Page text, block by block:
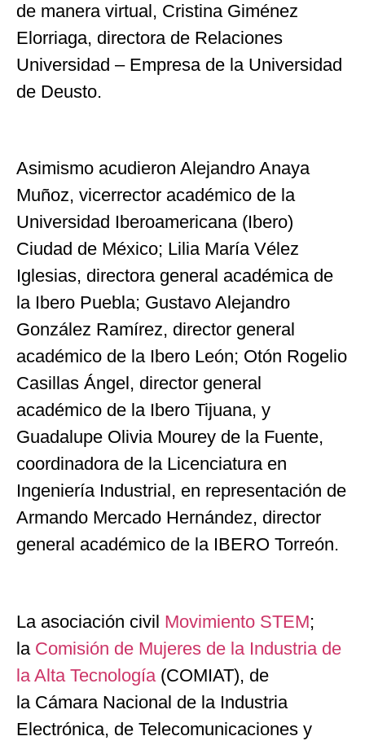
de manera virtual, Cristina Giménez
Elorriaga, directora de Relaciones
Universidad – Empresa de la Universidad
de Deusto.
Asimismo acudieron Alejandro Anaya
Muñoz, vicerrector académico de la
Universidad Iberoamericana (Ibero)
Ciudad de México; Lilia María Vélez
Iglesias, directora general académica de
la Ibero Puebla; Gustavo Alejandro
González Ramírez, director general
académico de la Ibero León; Otón Rogelio
Casillas Ángel, director general
académico de la Ibero Tijuana, y
Guadalupe Olivia Mourey de la Fuente,
coordinadora de la Licenciatura en
Ingeniería Industrial, en representación de
Armando Mercado Hernández, director
general académico de la IBERO Torreón.
La asociación civil Movimiento STEM;
la Comisión de Mujeres de la Industria de
la Alta Tecnología(COMIAT), de
la Cámara Nacional de la Industria
Electrónica, de Telecomunicaciones y